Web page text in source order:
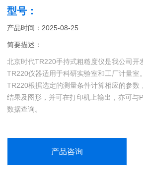
型号：
产品时间：2025-08-25
简要描述：
北京时代TR220手持式粗糙度仪是我公司开
TR220仪器适用于科研实验室和工厂计量室
TR220根据选定的测量条件计算相应的参
结果及图形，并可在打印机上输出，亦可
数据查询。
产品咨询